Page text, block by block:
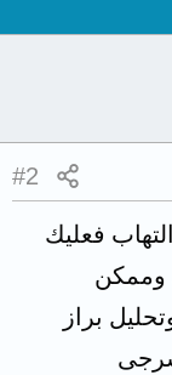
#2
فعليك
وممكن
براز